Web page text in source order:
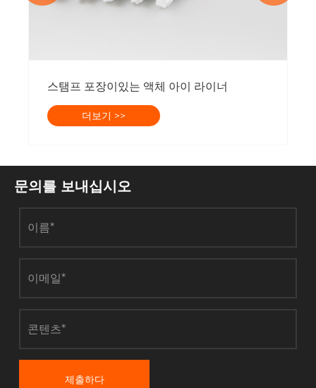
수 있습니까?스탬프 포장이있는 액체 아이 라이너
더보기 >>
문의를 보내십시오
제출하다